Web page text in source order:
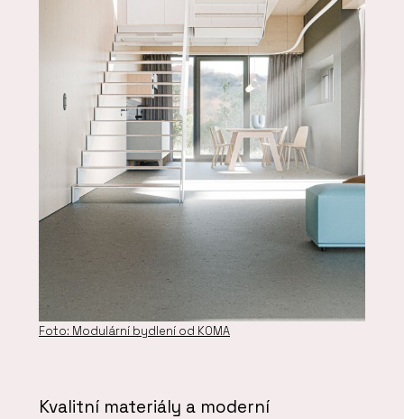
Foto: Modulární bydlení od KOMA
Kvalitní materiály a moderní